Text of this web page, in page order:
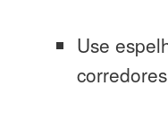
Use